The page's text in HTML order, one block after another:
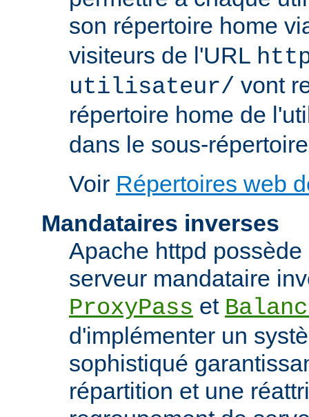
son répertoire home
visiteurs de l'URL
utilisateur/ vont
répertoire home de
dans le sous-
Voir Répertoires web
Mandataires inverses
Apache httpd
serveur mandataire
ProxyPass et
d'implémenter un
sophistiqué
répartition et une